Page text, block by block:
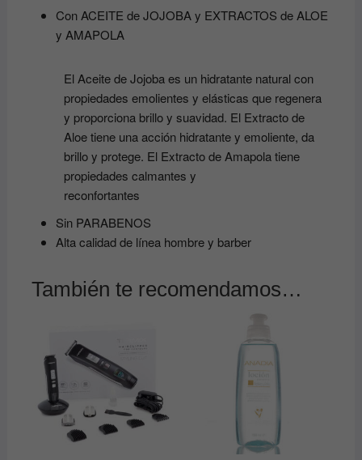
Con ACEITE de JOJOBA y EXTRACTOS de ALOE
y AMAPOLA
El Aceite de Jojoba es un hidratante natural con
propiedades emolientes y elásticas que regenera
y proporciona brillo y suavidad. El Extracto de
Aloe tiene una acción hidratante y emoliente, da
brillo y protege. El Extracto de Amapola tiene
propiedades calmantes y
reconfortantes
Sin PARABENOS
Alta calidad de línea hombre y barber
También te recomendamos…